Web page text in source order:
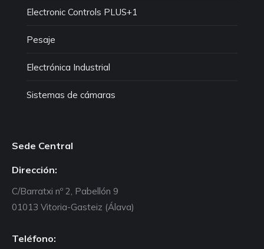
Electronic Controls PLUS+1
Pesaje
Electrónica Industrial
Sistemas de cámaras
Sede Central
Dirección:
C/Barratxi nº 2, Pabellón 9
01013 Vitoria-Gasteiz (Álava)
Teléfono: